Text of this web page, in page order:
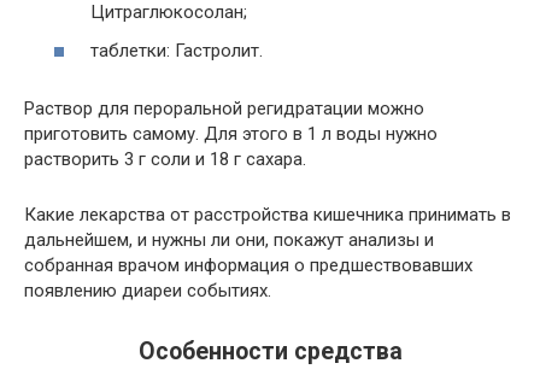
Цитраглюкосолан;
таблетки: Гастролит.
Раствор для пероральной регидратации можно
приготовить самому. Для этого в 1 л воды нужно
растворить 3 г соли и 18 г сахара.
Какие лекарства от расстройства кишечника принимать в
дальнейшем, и нужны ли они, покажут анализы и
собранная врачом информация о предшествовавших
появлению диареи событиях.
Особенности средства